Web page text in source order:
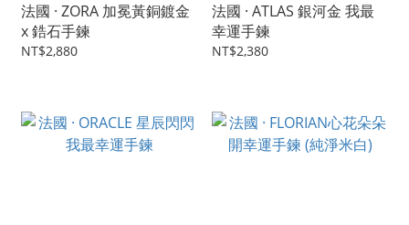
法國 · ZORA 加冕黃銅鍍金
x 鋯石手鍊
NT$2,880
法國 · ATLAS 銀河金 我最
幸運手鍊
NT$2,380